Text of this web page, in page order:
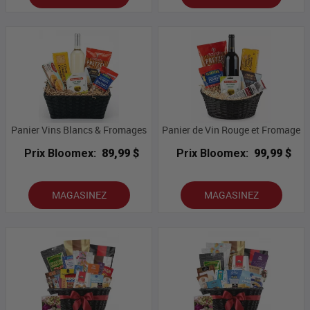
Panier Vins Blancs & Fromages
Prix Bloomex: 89,99 $
MAGASINEZ
Panier de Vin Rouge et Fromage
Prix Bloomex: 99,99 $
MAGASINEZ